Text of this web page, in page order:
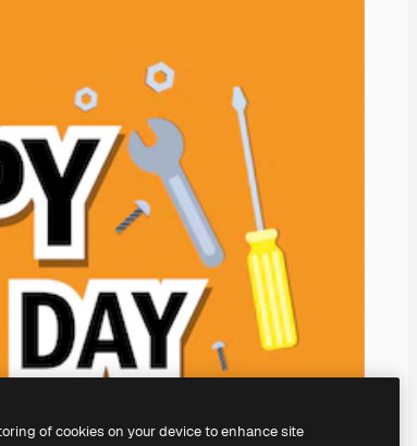
of cookies on your device to enhance site